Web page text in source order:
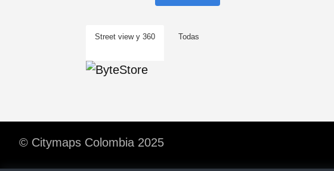
Street view y 360 Todas
© Citymaps Colombia 2025